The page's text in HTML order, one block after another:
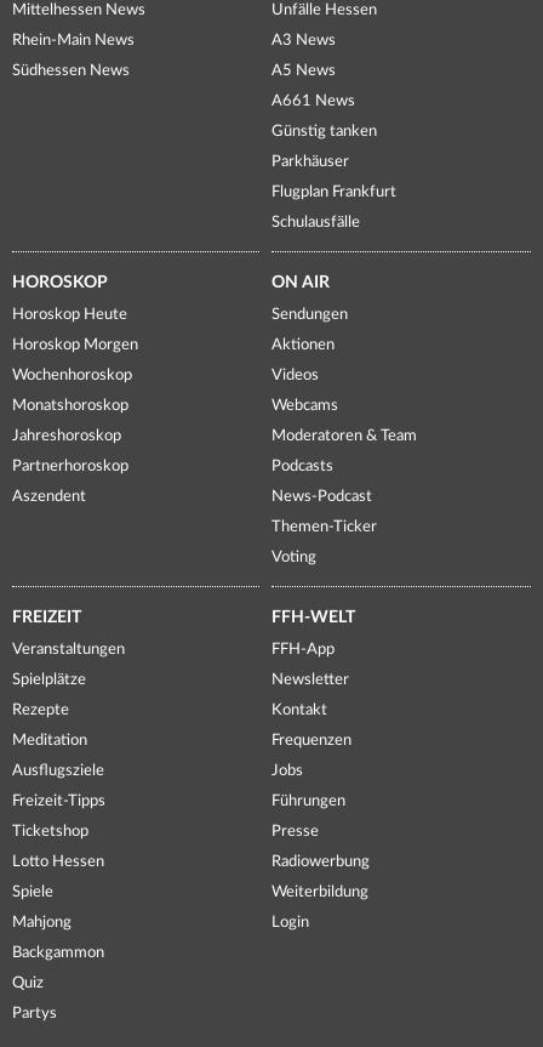
Mittelhessen News
Rhein-Main News
Südhessen News
Unfälle Hessen
A3 News
A5 News
A661 News
Günstig tanken
Parkhäuser
Flugplan Frankfurt
Schulausfälle
HOROSKOP
Horoskop Heute
Horoskop Morgen
Wochenhoroskop
Monatshoroskop
Jahreshoroskop
Partnerhoroskop
Aszendent
ON AIR
Sendungen
Aktionen
Videos
Webcams
Moderatoren & Team
Podcasts
News-Podcast
Themen-Ticker
Voting
FREIZEIT
Veranstaltungen
Spielplätze
Rezepte
Meditation
Ausflugsziele
Freizeit-Tipps
Ticketshop
Lotto Hessen
Spiele
Mahjong
Backgammon
Quiz
Partys
FFH-WELT
FFH-App
Newsletter
Kontakt
Frequenzen
Jobs
Führungen
Presse
Radiowerbung
Weiterbildung
Login